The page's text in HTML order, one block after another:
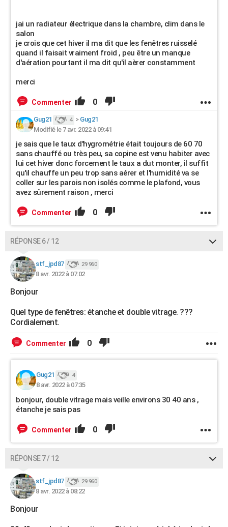
jai un radiateur électrique dans la chambre, clim dans le
salon
je crois que cet hiver il ma dit que les fenêtres ruisselé
quand il faisait vraiment froid , peu être un manque
d'aération pourtant il ma dit qu'il aèrer constamment
merci
Commenter 0
Gug21 4 > Gug21
Modifié le 7 avr. 2022 à 09:41
je sais que le taux d'hygrométrie était toujours de 60 70
sans chauffé ou très peu, sa copine est venu habiter avec
lui cet hiver donc forcement le taux a dut monter, il suffit
qu'il chauffe un peu trop sans aérer et l'humidité va se
coller sur les parois non isolés comme le plafond, vous
avez sûrement raison , merci
Commenter 0
RÉPONSE 6 / 12
stf_jpd87 29 960
8 avr. 2022 à 07:02
Bonjour
Quel type de fenêtres: étanche et double vitrage. ???
Cordialement.
Commenter 0
Gug21 4
8 avr. 2022 à 07:35
bonjour, double vitrage mais veille environs 30 40 ans ,
étanche je sais pas
Commenter 0
RÉPONSE 7 / 12
stf_jpd87 29 960
8 avr. 2022 à 08:22
Bonjour